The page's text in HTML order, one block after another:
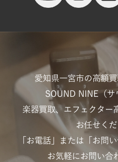
愛知県一宮市の高額
SOUND NINE（サ
楽器買取、エフェクター
お任せくだ
「お電話」または「お問
お気軽にお問い合